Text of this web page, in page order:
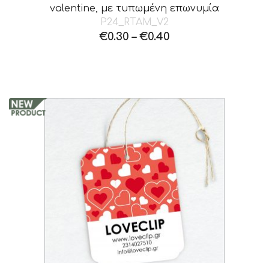
valentine, με τυπωμένη επωνυμία
P24_RTAM_V2
€0.30 – €0.40